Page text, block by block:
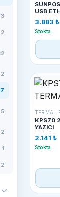
2
2
5
2
1
2
USB
3.883 ₺
Stokta
TERMAL
KPS70
YAZICI
2.141 ₺
Stokta